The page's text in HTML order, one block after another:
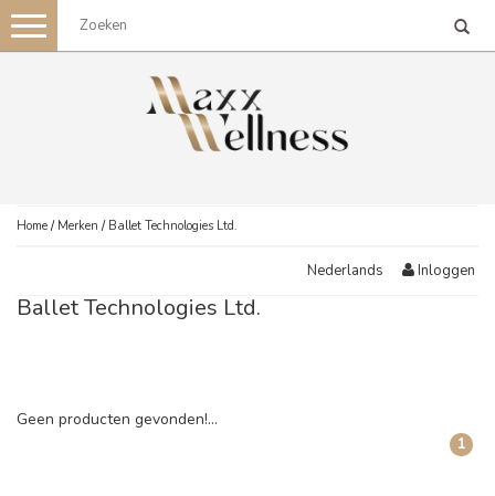
Toggle
navigation
Home / Merken / Ballet Technologies Ltd.
Nederlands Inloggen
Ballet Technologies Ltd.
Geen producten gevonden!...
1